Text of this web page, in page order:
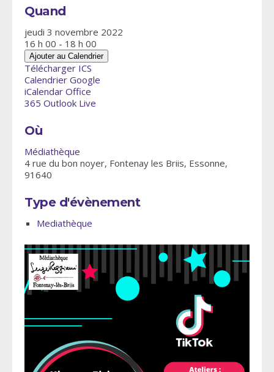
Quand
jeudi 3 novembre 2022
16 h 00 - 18 h 00
Ajouter au Calendrier
Télécharger ICS
Calendrier Google
iCalendar Office
365 Outlook Live
Où
Médiathèque
4 rue du bon noyer, Fontenay les Briis, Essonne,
91640
Type d'évènement
Mediathèque